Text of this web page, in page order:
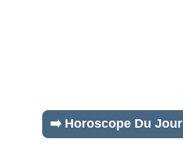
➡️ Horoscope Du Jour